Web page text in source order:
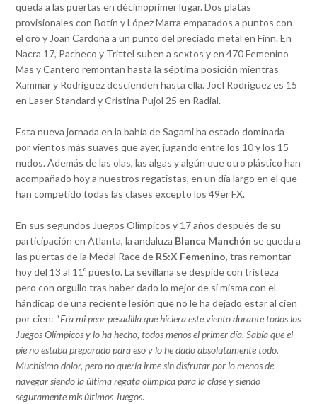
queda a las puertas en décimoprimer lugar. Dos platas
provisionales con Botín y López Marra empatados a puntos con
el oro y Joan Cardona a un punto del preciado metal en Finn. En
Nacra 17, Pacheco y Trittel suben a sextos y en 470 Femenino
Mas y Cantero remontan hasta la séptima posición mientras
Xammar y Rodríguez descienden hasta ella. Joel Rodríguez es 15
en Laser Standard y Cristina Pujol 25 en Radial.
Esta nueva jornada en la bahía de Sagami ha estado dominada
por vientos más suaves que ayer, jugando entre los 10 y los 15
nudos. Además de las olas, las algas y algún que otro plástico han
acompañado hoy a nuestros regatistas, en un día largo en el que
han competido todas las clases excepto los 49er FX.
En sus segundos Juegos Olímpicos y 17 años después de su
participación en Atlanta, la andaluza Blanca Manchón se queda a
las puertas de la Medal Race de RS:X Femenino, tras remontar
hoy del 13 al 11º puesto. La sevillana se despide con tristeza
pero con orgullo tras haber dado lo mejor de sí misma con el
hándicap de una reciente lesión que no le ha dejado estar al cien
por cien: “Era mi peor pesadilla que hiciera este viento durante todos los
Juegos Olímpicos y lo ha hecho, todos menos el primer día. Sabía que el
pie no estaba preparado para eso y lo he dado absolutamente todo.
Muchísimo dolor, pero no quería irme sin disfrutar por lo menos de
navegar siendo la última regata olímpica para la clase y siendo
seguramente mis últimos Juegos.